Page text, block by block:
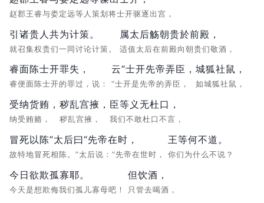
赵郡王睿与娄定远等人策划将士开驱逐出宫，
引诸贵人共为计策。
就召集权贵们一同讨论计策。
属太后觞朝贵於前殿，
适值太后在前殿向朝贵们敬酒，
睿面陈士开罪失，
睿便面陈士开的罪过，说：
云“士开先帝弄臣，
“士开是先帝的弄臣，
城狐社鼠，
如城狐社鼠，
受纳货贿，
纳受贿赂，
秽乱宫掖，
秽乱宫掖，
臣等义无杜口，
我们不敢杜口不言，
冒死以陈”太后曰“先帝在时，
故特地冒死相陈。”太后说：“先帝在世时，
王等何不道。
你们为什么不说？
今日欲欺孤寡耶。
今天是想欺侮我们孤儿寡母吧！
但饮酒，
只管去喝酒，